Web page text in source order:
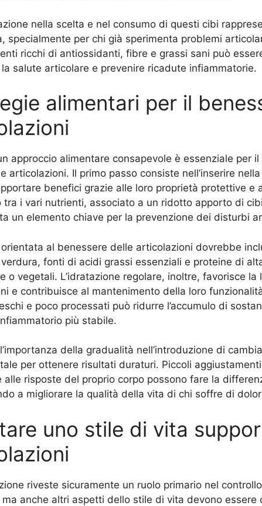
nella scelta e nel consumo di questi cibi
specialmente per chi già sperimenta problemi
ricchi di antiossidanti, fibre e grassi sani può
salute articolare e prevenire ricadute infiammatorie.
alimentari per il
approccio alimentare consapevole è essenziale per
articolazioni. Il primo passo consiste nell’inserire
benefici grazie alle loro proprietà protettive e
tra i vari nutrienti, associato a un ridotto apporto di
un elemento chiave per la prevenzione dei disturbi
al benessere delle articolazioni dovrebbe
fonti di acidi grassi essenziali e proteine di
o vegetali. L’idratazione regolare, inoltre, favorisce la
e contribuisce al mantenimento della loro
e poco processati può ridurre l’accumulo di
più stabile.
della gradualità nell’introduzione di
per ottenere risultati duraturi. Piccoli
alle risposte del proprio corpo possono fare la
a migliorare la qualità della vita di chi soffre di
uno stile di vita
riveste sicuramente un ruolo primario nel
anche altri aspetti dello stile di vita devono essere